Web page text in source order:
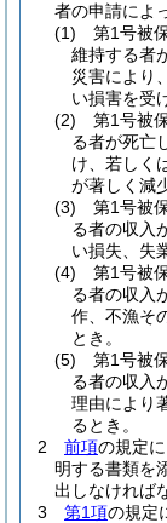
者の申請によ
(1)
第1号被
維持する者
災害により
い損害を受
(2)
第1号被
る者が死亡
け、若しく
が著しく減
(3)
第1号被
る者の収入
い損失、失
(4)
第1号被
る者の収入
作、不漁そ
とき。
(5)
第1号被
る者の収入
理由により
るとき。
2
前項の規定
明する書類を
出しなければ
3
第1項の規定